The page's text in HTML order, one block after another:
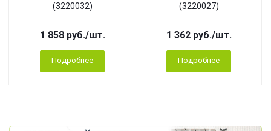
(3220032)
1 858руб./шт.
Подробнее
(3220027)
1 362руб./шт.
Подробнее